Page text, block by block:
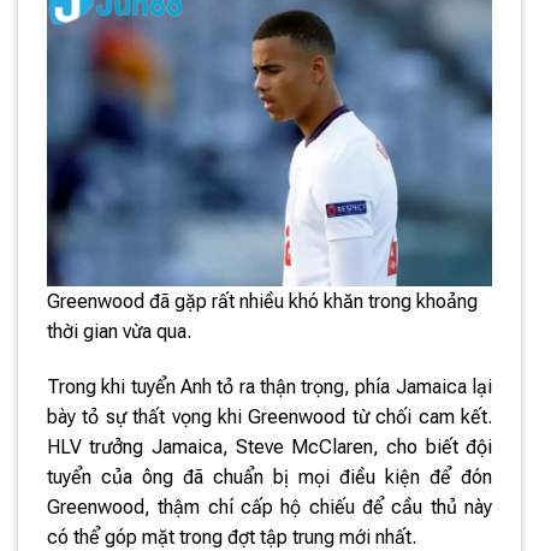
Greenwood đã gặp rất nhiều khó khăn trong khoảng
thời gian vừa qua.
Trong khi tuyển Anh tỏ ra thận trọng, phía Jamaica lại
bày tỏ sự thất vọng khi Greenwood từ chối cam kết.
HLV trưởng Jamaica, Steve McClaren, cho biết đội
tuyển của ông đã chuẩn bị mọi điều kiện để đón
Greenwood, thậm chí cấp hộ chiếu để cầu thủ này
có thể góp mặt trong đợt tập trung mới nhất.